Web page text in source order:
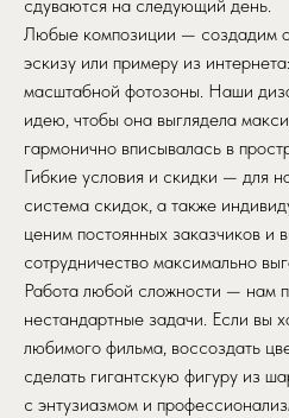
сдуваются на следующий день.
Любые композиции — создадим
эскизу или примеру из
масштабной фотозоны. Наши
идею, чтобы она выглядела
гармонично вписывалась в
Гибкие условия и скидки — для
система скидок, а также
ценим постоянных заказчиков и
сотрудничество максимально
Работа любой сложности — нам
нестандартные задачи. Если вы
любимого фильма, воссоздать
сделать гигантскую фигуру из
с энтузиазмом и